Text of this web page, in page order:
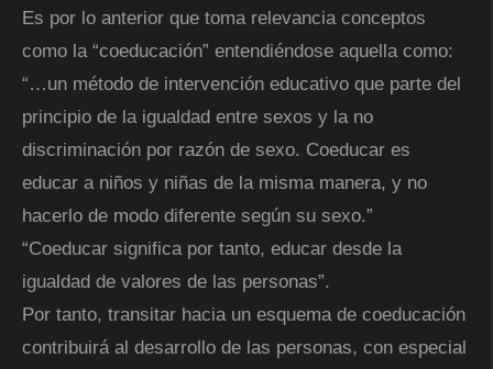
Es por lo anterior que toma relevancia conceptos
como la “coeducación” entendiéndose aquella como:
“…un método de intervención educativo que parte del
principio de la igualdad entre sexos y la no
discriminación por razón de sexo. Coeducar es
educar a niños y niñas de la misma manera, y no
hacerlo de modo diferente según su sexo.”
“Coeducar significa por tanto, educar desde la
igualdad de valores de las personas”.
Por tanto, transitar hacia un esquema de coeducación
contribuirá al desarrollo de las personas, con especial